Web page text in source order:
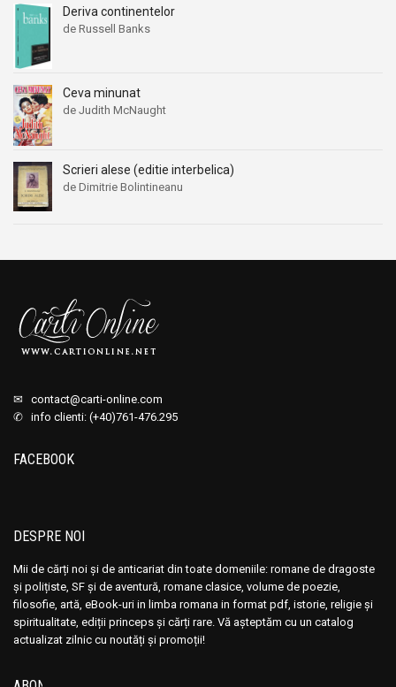
Deriva continentelor
de Russell Banks
Ceva minunat
de Judith McNaught
Scrieri alese (editie interbelica)
de Dimitrie Bolintineanu
✉ contact@carti-online.com
✆ info clienti: (+40)761-476.295
FACEBOOK
DESPRE NOI
Mii de cărți noi și de anticariat din toate domeniile: romane de dragoste
și polițiste, SF și de aventură, romane clasice, volume de poezie,
filosofie, artă, eBook-uri in limba romana in format pdf, istorie, religie și
spiritualitate, ediții princeps și cărți rare. Vă așteptăm cu un catalog
actualizat zilnic cu noutăți și promoții!